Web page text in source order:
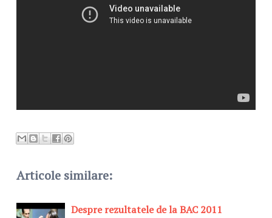
Articole similare:
Despre rezultatele de la BAC 2011